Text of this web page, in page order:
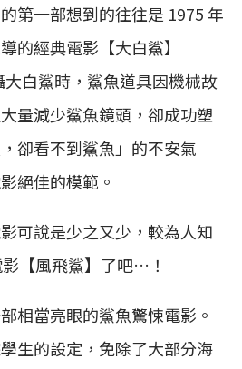
第一部想到的往往是 1975 年
的經典電影【大白鯊】
大白鯊時，鯊魚道具因機械故
量減少鯊魚鏡頭，卻成功塑
卻看不到鯊魚」的不安氣
絕佳的模範。
可說是少之又少，較為人知
【風飛鯊】了吧…！
相當亮眼的鯊魚驚悚電影。
生的設定，免除了大部分海